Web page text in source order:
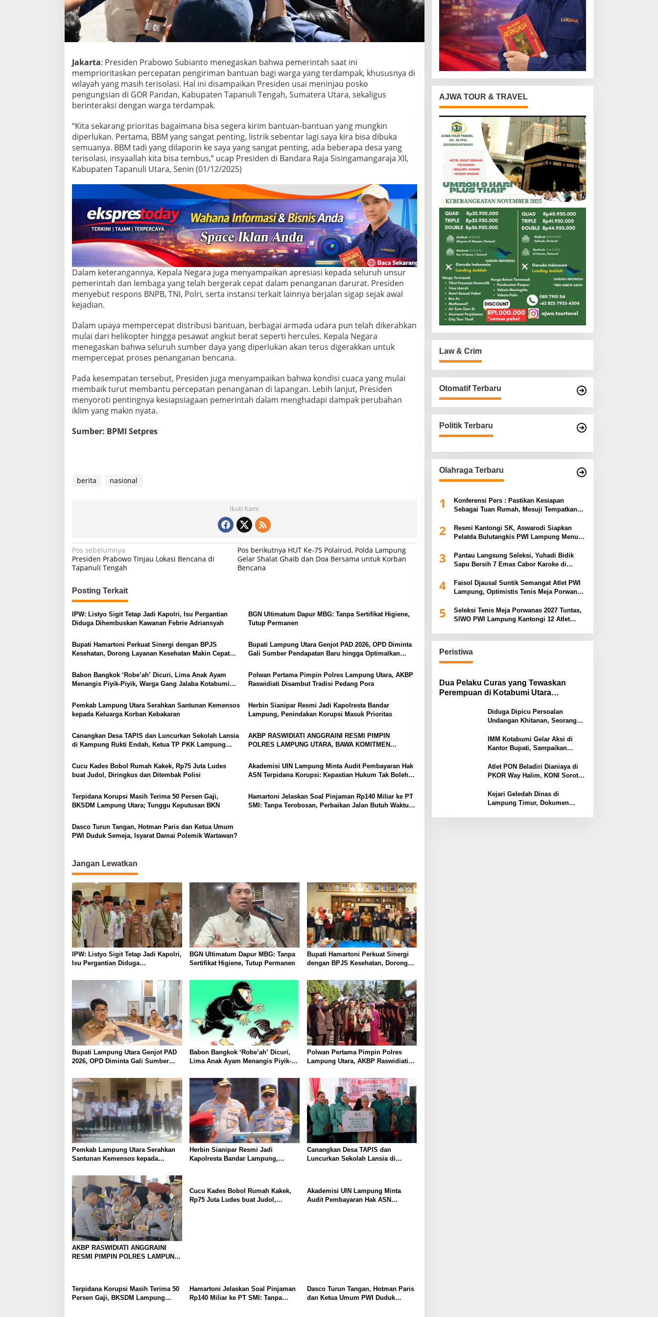
P
a
b
o
P
r
o
r
t
a
s
k
a
n
a
n
u
a
n
k
e
W
i
l
a
y
e
r
s
i
r
Jakarta: Presiden Prabowo Subianto menegaskan bahwa pemerintah saat ini
memprioritaskan percepatan pengiriman bantuan bagi warga yang terdampak, khususnya di
wilayah yang masih terisolasi. Hal ini disampaikan Presiden usai meninjau posko
pengungsian di GOR Pandan, Kabupaten Tapanuli Tengah, Sumatera Utara, sekaligus
berinteraksi dengan warga terdampak.
“Kita sekarang prioritas bagaimana bisa segera kirim bantuan-bantuan yang mungkin
diperlukan. Pertama, BBM yang sangat penting, listrik sebentar lagi saya kira bisa dibuka
semuanya. BBM tadi yang dilaporin ke saya yang sangat penting, ada beberapa desa yang
terisolasi, insyaallah kita bisa tembus,” ucap Presiden di Bandara Raja Sisingamangaraja XII,
Kabupaten Tapanuli Utara, Senin (01/12/2025)
Dalam keterangannya, Kepala Negara juga menyampaikan apresiasi kepada seluruh unsur
pemerintah dan lembaga yang telah bergerak cepat dalam penanganan darurat. Presiden
menyebut respons BNPB, TNI, Polri, serta instansi terkait lainnya berjalan sigap sejak awal
kejadian.
Dalam upaya mempercepat distribusi bantuan, berbagai armada udara pun telah dikerahkan
mulai dari helikopter hingga pesawat angkut berat seperti hercules. Kepala Negara
menegaskan bahwa seluruh sumber daya yang diperlukan akan terus digerakkan untuk
mempercepat proses penanganan bencana.
Pada kesempatan tersebut, Presiden juga menyampaikan bahwa kondisi cuaca yang mulai
membaik turut membantu percepatan penanganan di lapangan. Lebih lanjut, Presiden
menyoroti pentingnya kesiapsiagaan pemerintah dalam menghadapi dampak perubahan
iklim yang makin nyata.
Sumber: BPMI Setpres
berita nasional
Ikuti Kami
N
a
i
g
a
i
o
s
Pos sebelumnya
Presiden Prabowo Tinjau Lokasi Bencana di
Tapanuli Tengah
Pos berikutnya HUT Ke-75 Polairud, Polda Lampung
Gelar Shalat Ghaib dan Doa Bersama untuk Korban
Bencana
Posting Terkait
IPW: Listyo Sigit Tetap Jadi Kapolri, Isu Pergantian
Diduga Dihembuskan Kawanan Febrie Adriansyah
BGN Ultimatum Dapur MBG: Tanpa Sertifikat Higiene,
Tutup Permanen
Bupati Hamartoni Perkuat Sinergi dengan BPJS
Kesehatan, Dorong Layanan Kesehatan Makin Cepat
Bupati Lampung Utara Genjot PAD 2026, OPD Diminta
Gali Sumber Pendapatan Baru hingga Optimalkan
Babon Bangkok ‘Robe’ah’ Dicuri, Lima Anak Ayam
Menangis Piyik-Piyik, Warga Gang Jalaba Kotabumi
Polwan Pertama Pimpin Polres Lampung Utara, AKBP
Raswidiati Disambut Tradisi Pedang Pora
Pemkab Lampung Utara Serahkan Santunan Kemensos
kepada Keluarga Korban Kebakaran
Herbin Sianipar Resmi Jadi Kapolresta Bandar
Lampung, Penindakan Korupsi Masuk Prioritas
Canangkan Desa TAPIS dan Luncurkan Sekolah Lansia
di Kampung Rukti Endah, Ketua TP PKK Lampung
AKBP RASWIDIATI ANGGRAINI RESMI PIMPIN
POLRES LAMPUNG UTARA, BAWA KOMITMEN
Cucu Kades Bobol Rumah Kakek, Rp75 Juta Ludes
buat Judol, Diringkus dan Ditembak Polisi
Akademisi UIN Lampung Minta Audit Pembayaran Hak
ASN Terpidana Korupsi: Kepastian Hukum Tak Boleh
Terpidana Korupsi Masih Terima 50 Persen Gaji,
BKSDM Lampung Utara; Tunggu Keputusan BKN
Hamartoni Jelaskan Soal Pinjaman Rp140 Miliar ke PT
SMI: Tanpa Terobosan, Perbaikan Jalan Butuh Waktu
Dasco Turun Tangan, Hotman Paris dan Ketua Umum
PWI Duduk Semeja, Isyarat Damai Polemik Wartawan?
Jangan Lewatkan
IPW: Listyo Sigit Tetap Jadi Kapolri,
Isu Pergantian Diduga
Adriansyah
BGN Ultimatum Dapur MBG: Tanpa
Sertifikat Higiene, Tutup Permanen
Bupati Hamartoni Perkuat Sinergi
dengan BPJS Kesehatan, Dorong
dan Mudah
Bupati Lampung Utara Genjot PAD
2026, OPD Diminta Gali Sumber
Optimalkan PBB-P2
Babon Bangkok ‘Robe’ah’ Dicuri,
Lima Anak Ayam Menangis Piyik-
Heboh
Polwan Pertama Pimpin Polres
Lampung Utara, AKBP Raswidiati
Pemkab Lampung Utara Serahkan
Santunan Kemensos kepada
Herbin Sianipar Resmi Jadi
Kapolresta Bandar Lampung,
Canangkan Desa TAPIS dan
Luncurkan Sekolah Lansia di
Desa
AKBP RASWIDIATI ANGGRAINI
RESMI PIMPIN POLRES LAMPUNG
Cucu Kades Bobol Rumah Kakek,
Rp75 Juta Ludes buat Judol,
Akademisi UIN Lampung Minta
Audit Pembayaran Hak ASN
Terpidana Korupsi Masih Terima 50
Persen Gaji, BKSDM Lampung
Hamartoni Jelaskan Soal Pinjaman
Rp140 Miliar ke PT SMI: Tanpa
Dasco Turun Tangan, Hotman Paris
dan Ketua Umum PWI Duduk
AJWA TOUR & TRAVEL
Law & Crim
Otomatif Terbaru
Politik Terbaru
Olahraga Terbaru
1
Konferensi Pers : Pastikan Kesiapan
Sebagai Tuan Rumah, Mesuji Tempatkan
Piala Gubernur Lampung
2
Resmi Kantongi SK, Aswarodi Siapkan
Pelatda Bulutangkis PWI Lampung Menuju
3
Pantau Langsung Seleksi, Yuhadi Bidik
Sapu Bersih 7 Emas Cabor Karoke di
4
Faisol Djausal Suntik Semangat Atlet PWI
Lampung, Optimistis Tenis Meja Porwanas
5
Seleksi Tenis Meja Porwanas 2027 Tuntas,
SIWO PWI Lampung Kantongi 12 Atlet
Peristiwa
Dua Pelaku Curas yang Tewaskan
Perempuan di Kotabumi Utara
Diduga Dipicu Persoalan
Undangan Khitanan, Seorang
Tertembak
IMM Kotabumi Gelar Aksi di
Kantor Bupati, Sampaikan
Pemkab Lampung Utara
Atlet PON Beladiri Dianiaya di
PKOR Way Halim, KONI Soroti
Kawasan
Kejari Geledah Dinas di
Lampung Timur, Dokumen